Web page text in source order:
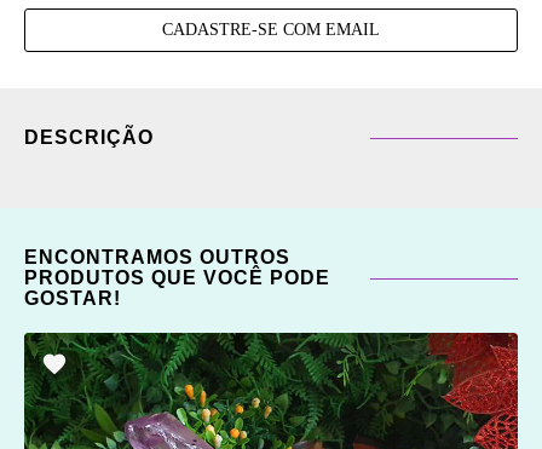
CADASTRE-SE COM EMAIL
DESCRIÇÃO
ENCONTRAMOS OUTROS
PRODUTOS QUE VOCÊ PODE
GOSTAR!
ADICIONAR
OS